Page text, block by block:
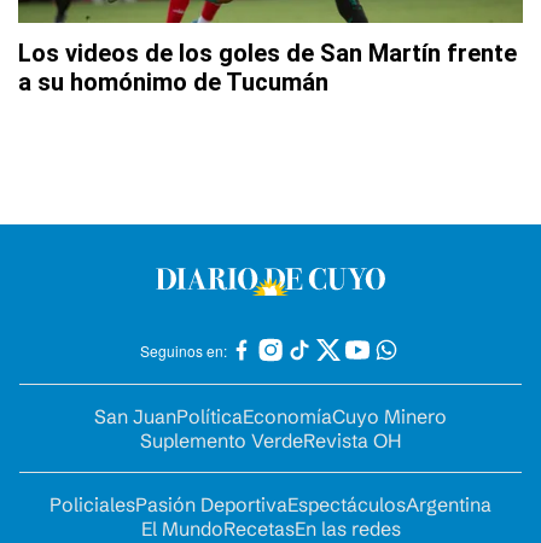
Los videos de los goles de San Martín frente
a su homónimo de Tucumán
Seguinos en:
San JuanPolíticaEconomíaCuyo Minero
Suplemento VerdeRevista OH
PolicialesPasión DeportivaEspectáculosArgentina
El MundoRecetasEn las redes